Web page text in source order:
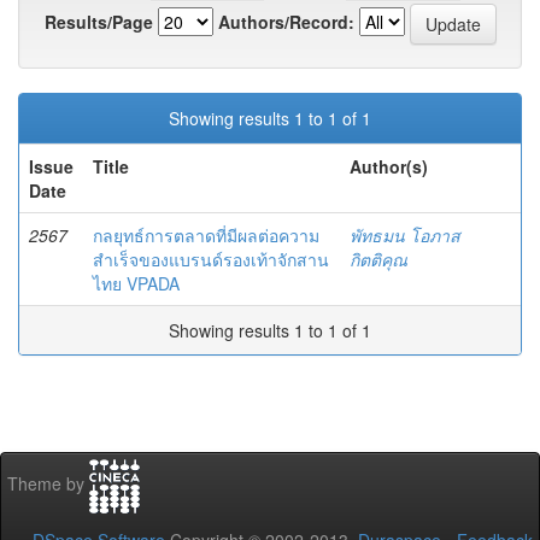
Results/Page
Authors/Record:
Showing results 1 to 1 of 1
Issue
Date
Title Author(s)
2567
กลยุทธ์การตลาดที่มีผลต่อความ
สำเร็จของแบรนด์รองเท้าจักสาน
ไทย VPADA
พัทธมน โอภาส
กิตติคุณ
Showing results 1 to 1 of 1
Theme by